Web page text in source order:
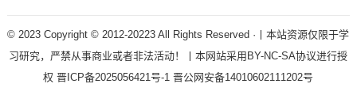
© 2023 Copyright © 2012-20223 All Rights Reserved ·丨本站资源仅限于学
习研究，严禁从事商业或者非法活动！丨本网站采用BY-NC-SA协议进行授
权晋ICP备2025056421号-1晋公网安备14010602111202号